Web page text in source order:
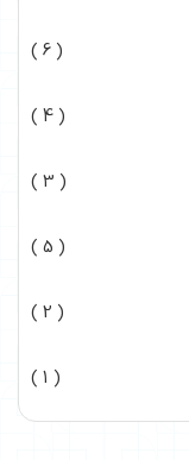
( 6 )
( 4 )
( 3 )
( 5 )
( 2 )
( 1 )